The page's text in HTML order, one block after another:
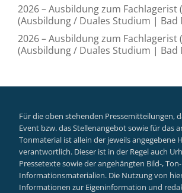
2026 – Ausbildung zum Fachlagerist
(Ausbildung / Duales Studium | Bad
2026 – Ausbildung zum Fachlagerist
(Ausbildung / Duales Studium | Bad
Für die oben stehenden Pressemitteilungen,
Event bzw. das Stellenangebot sowie für das
Tonmaterial ist allein der jeweils angegebene
verantwortlich. Dieser ist in der Regel auch
Pressetexte sowie der angehängten Bild-,
Informationsmaterialien. Die Nutzung von
Informationen zur Eigeninformation und